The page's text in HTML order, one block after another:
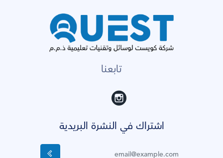
تابعنا
اشتراك في النشرة البريدية